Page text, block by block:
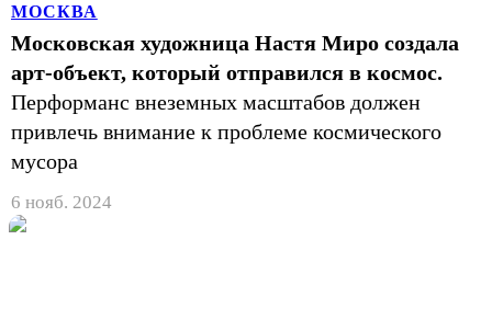
МОСКВА
Московская художница Настя Миро создала
арт-объект, который отправился в космос.
Перформанс внеземных масштабов должен
привлечь внимание к проблеме космического
мусора
6 нояб. 2024